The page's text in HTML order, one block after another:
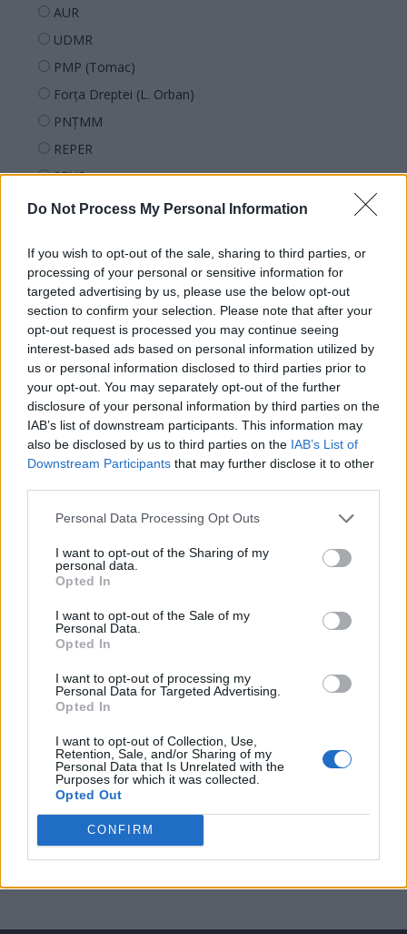
Do Not Process My Personal Information
If you wish to opt-out of the sale, sharing to third parties, or
processing of your personal or sensitive information for
targeted advertising by us, please use the below opt-out
section to confirm your selection. Please note that after your
opt-out request is processed you may continue seeing
interest-based ads based on personal information utilized by
us or personal information disclosed to third parties prior to
your opt-out. You may separately opt-out of the further
disclosure of your personal information by third parties on the
IAB’s list of downstream participants. This information may
also be disclosed by us to third parties on the IAB’s List of
Downstream Participants that may further disclose it to other
Personal Data Processing Opt Outs
I want to opt-out of the Sharing of my
personal data.
Opted In
I want to opt-out of the Sale of my
Personal Data.
Opted In
I want to opt-out of processing my
Personal Data for Targeted Advertising.
Opted In
I want to opt-out of Collection, Use,
Retention, Sale, and/or Sharing of my
Personal Data that Is Unrelated with the
Purposes for which it was collected.
Opted Out
CONFIRM
AUR
UDMR
PMP (Tomac)
Forța Dreptei (L. Orban)
PNȚMM
REPER
SENS
SOS (Șoșoacă)
PACE (Peia)
Acțiunea Conservatoare (Târziu)
PDF (Lazarus)
PUSL (D. Voiculescu)
PNȚCD (Pavelescu)
PNCR (Terheș)
Partidul Patrioților (Surugiu)
FAR (Coarnă)
România pe Primul Loc (Ponta)
Arhiva sondajelor
ad